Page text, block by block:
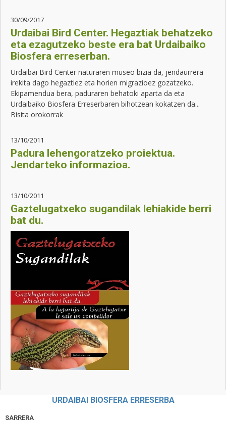
30/09/2017
Urdaibai Bird Center. Hegaztiak behatzeko
eta ezagutzeko beste era bat Urdaibaiko
Biosfera erreserban.
Urdaibai Bird Center naturaren museo bizia da, jendaurrera
irekita dago hegaztiez eta horien migrazioez gozatzeko.
Ekipamendua bera, paduraren behatoki aparta da eta
Urdaibaiko Biosfera Erreserbaren bihotzean kokatzen da...
Bisita orokorrak
13/10/2011
Padura lehengoratzeko proiektua.
Jendarteko informazioa.
13/10/2011
Gaztelugatxeko sugandilak lehiakide berri
bat du.
URDAIBAI BIOSFERA ERRESERBA
SARRERA